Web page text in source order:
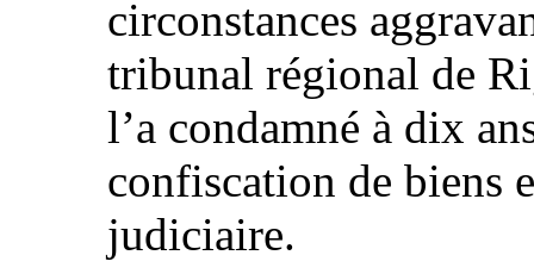
circonstances
tribunal régional de
l’a condamné à dix
confiscation de biens
judiciaire.